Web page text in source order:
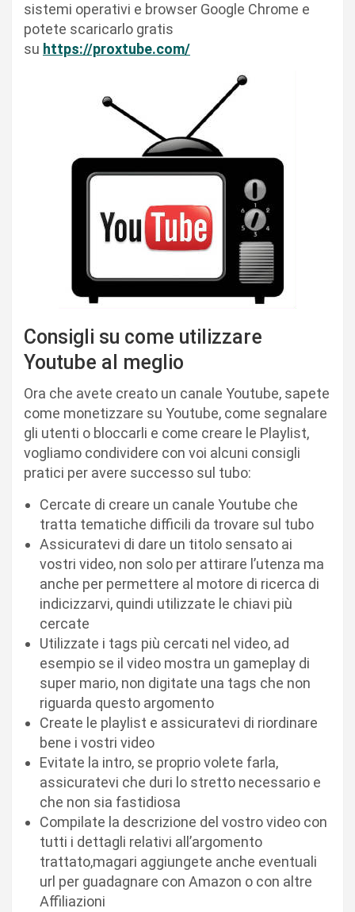
sistemi operativi e browser Google Chrome e
potete scaricarlo gratis
su https://proxtube.com/
Consigli su come utilizzare
Youtube al meglio
Ora che avete creato un canale Youtube, sapete
come monetizzare su Youtube, come segnalare
gli utenti o bloccarli e come creare le Playlist,
vogliamo condividere con voi alcuni consigli
pratici per avere successo sul tubo:
Cercate di creare un canale Youtube che
tratta tematiche difficili da trovare sul tubo
Assicuratevi di dare un titolo sensato ai
vostri video, non solo per attirare l’utenza ma
anche per permettere al motore di ricerca di
indicizzarvi, quindi utilizzate le chiavi più
cercate
Utilizzate i tags più cercati nel video, ad
esempio se il video mostra un gameplay di
super mario, non digitate una tags che non
riguarda questo argomento
Create le playlist e assicuratevi di riordinare
bene i vostri video
Evitate la intro, se proprio volete farla,
assicuratevi che duri lo stretto necessario e
che non sia fastidiosa
Compilate la descrizione del vostro video con
tutti i dettagli relativi all’argomento
trattato,magari aggiungete anche eventuali
url per guadagnare con Amazon o con altre
Affiliazioni